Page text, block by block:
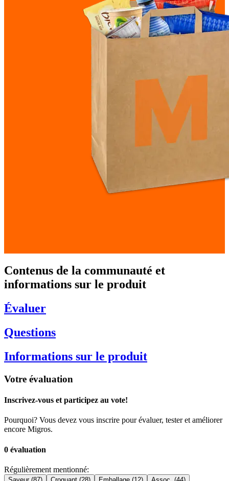
Contenus de la communauté et
informations sur le produit
Évaluer
Questions
Informations sur le produit
Votre évaluation
Inscrivez-vous et participez au vote!
Pourquoi? Vous devez vous inscrire pour évaluer, tester et améliorer
encore Migros.
0 évaluation
Régulièrement mentionné: